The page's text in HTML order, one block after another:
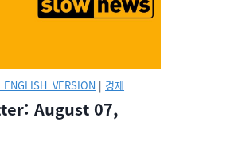
| 경제
August 07,